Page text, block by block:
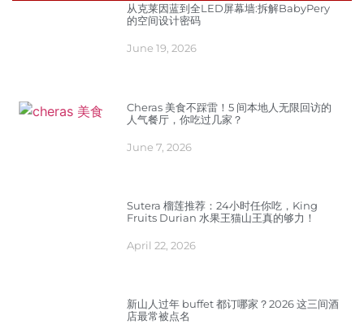
从克莱因蓝到全LED屏幕墙:拆解BabyPery
的空间设计密码
June 19, 2026
Cheras 美食不踩雷！5 间本地人无限回访的
人气餐厅，你吃过几家？
June 7, 2026
Sutera 榴莲推荐：24小时任你吃，King
Fruits Durian 水果王猫山王真的够力！
April 22, 2026
新山人过年 buffet 都订哪家？2026 这三间酒
店最常被点名